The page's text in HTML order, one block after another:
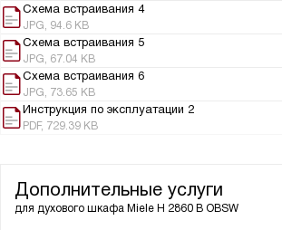
Схема встраивания 4
JPG, 94.6 KB
Схема встраивания 5
JPG, 67.04 KB
Схема встраивания 6
JPG, 73.65 KB
Инструкция по эксплуатации 2
PDF, 729.39 KB
Дополнительные услуги
для духового шкафа Miele H 2860 B OBSW